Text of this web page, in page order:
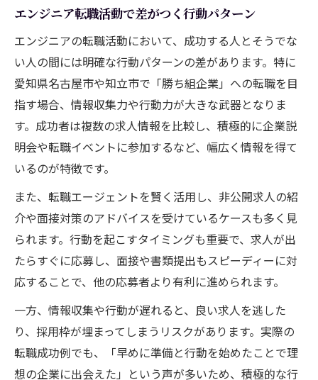
エンジニア転職活動で差がつく行動パターン
エンジニアの転職活動において、成功する人とそうでな
い人の間には明確な行動パターンの差があります。特に
愛知県名古屋市や知立市で「勝ち組企業」への転職を目
指す場合、情報収集力や行動力が大きな武器となりま
す。成功者は複数の求人情報を比較し、積極的に企業説
明会や転職イベントに参加するなど、幅広く情報を得て
いるのが特徴です。
また、転職エージェントを賢く活用し、非公開求人の紹
介や面接対策のアドバイスを受けているケースも多く見
られます。行動を起こすタイミングも重要で、求人が出
たらすぐに応募し、面接や書類提出もスピーディーに対
応することで、他の応募者より有利に進められます。
一方、情報収集や行動が遅れると、良い求人を逃した
り、採用枠が埋まってしまうリスクがあります。実際の
転職成功例でも、「早めに準備と行動を始めたことで理
想の企業に出会えた」という声が多いため、積極的な行